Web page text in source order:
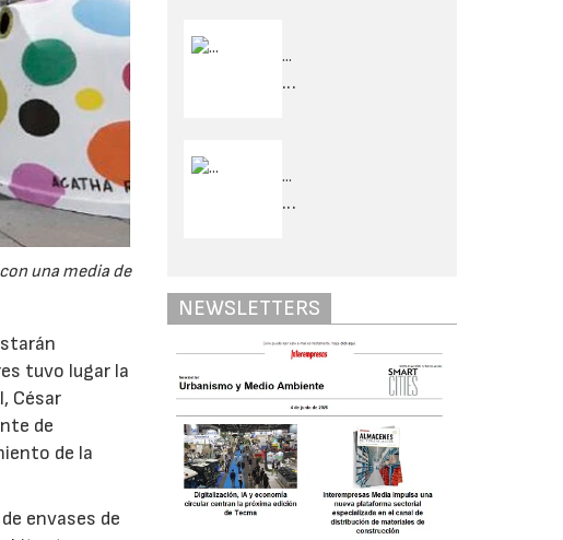
una media de
tuvo lugar la
César
de
de la
envases de
...
...
...
...
NEWSLETTERS